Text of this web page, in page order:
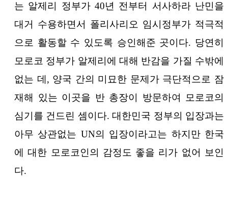
는 알제리 정부가 40년 전부터 서사하라 난민을
대거 수용하면서 폴리사리오 임시정부가 적극적
으로 활동할 수 있도록 승인해준 곳이다. 당연히
모로코 정부가 알제리에 대해 반감을 가질 수밖에
없는 데, 양국 간의 미묘한 문제가 극단적으로 잠
재해 있는 이곳을 반 총장이 방문하여 모로코의
심기를 건드린 셈이다. 대한민국 정부의 입장과는
아무 상관없는 UN의 입장이라고는 하지만 한국
에 대한 모로코인의 감정도 좋을 리가 없어 보인
다.